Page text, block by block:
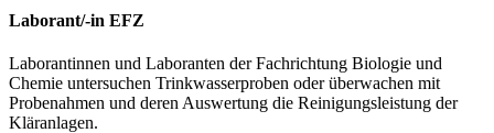
Laborant/-in EFZ
Laborantinnen und Laboranten der Fachrichtung Biologie und
Chemie untersuchen Trinkwasserproben oder überwachen mit
Probenahmen und deren Auswertung die Reinigungsleistung der
Kläranlagen.